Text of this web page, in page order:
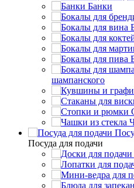
Банки
шампанского
Посуда для подачи